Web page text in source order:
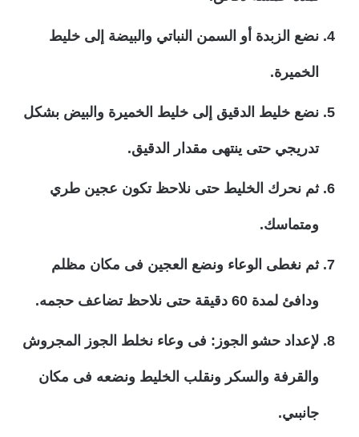
نضع الزبدة أو السمن النباتي والبيضة إلى خليط
الخميرة.
نضع خليط الدقيق إلى خليط الخميرة والبيض بشكل
تدريجي حتى ينتهى مقدار الدقيق.
ثم نحرك الخليط حتى نلاحظ تكون عجين طري
ومتماسك.
ثم نغطى الوعاء ونضع العجين فى مكان مظلم
ودافئ لمدة 60 دقيقة حتى نلاحظ تضاعف حجمه.
لإعداد حشو الجوز: فى وعاء نخلط الجوز المجروش
والقرفة والسكر ونقلب الخليط ونضعه فى مكان
جانبىي.